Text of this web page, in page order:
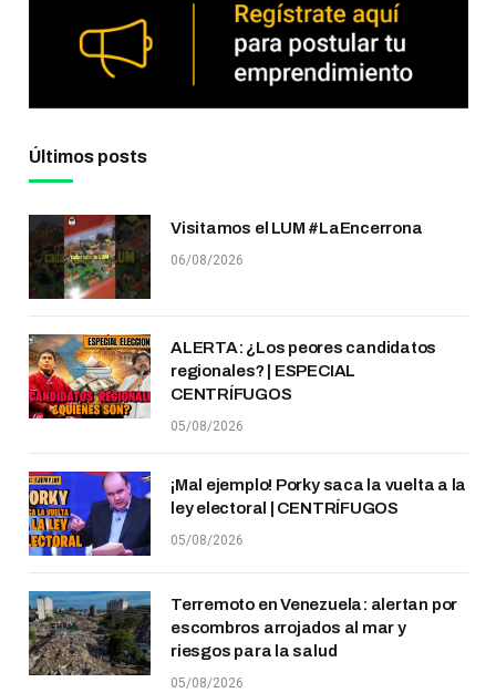
Últimos posts
Visitamos el LUM #LaEncerrona
06/08/2026
ALERTA: ¿Los peores candidatos
regionales? | ESPECIAL
CENTRÍFUGOS
05/08/2026
¡Mal ejemplo! Porky saca la vuelta a la
ley electoral | CENTRÍFUGOS
05/08/2026
Terremoto en Venezuela: alertan por
escombros arrojados al mar y
riesgos para la salud
05/08/2026